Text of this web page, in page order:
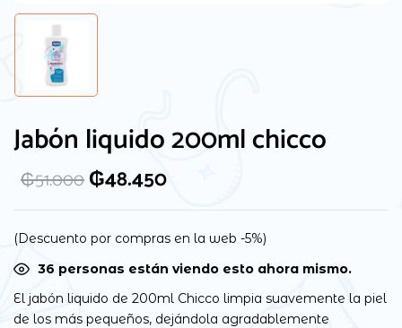
Jabón liquido 200ml chicco
₲51.000₲48.450
(Descuento por compras en la web -5%)
33 personas están viendo esto ahora mismo.
El jabón liquido de 200ml Chicco limpia suavemente la piel
de los más pequeños, dejándola agradablemente
vez que comente.